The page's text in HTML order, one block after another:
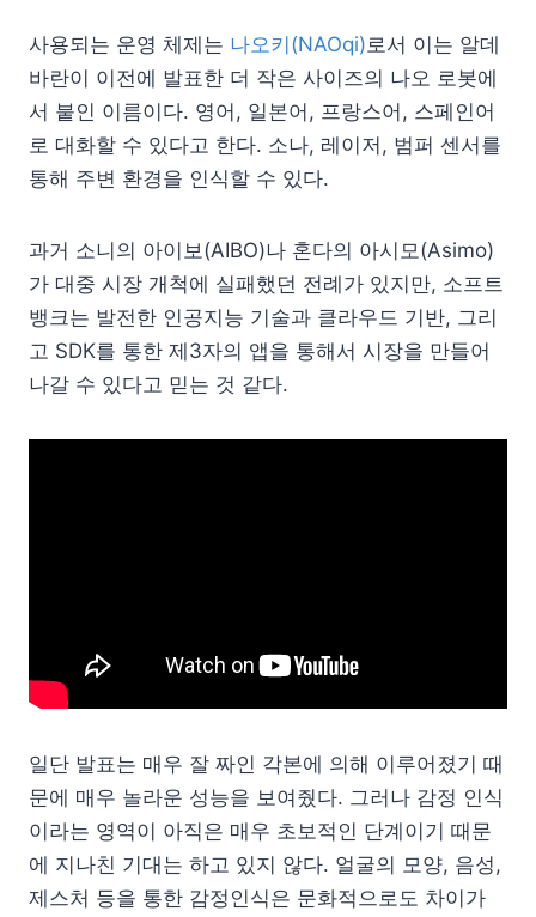
사용되는 운영 체제는 나오키(NAOqi)로서 이는 알데
바란이 이전에 발표한 더 작은 사이즈의 나오 로봇에
서 붙인 이름이다. 영어, 일본어, 프랑스어, 스페인어
로 대화할 수 있다고 한다. 소나, 레이저, 범퍼 센서를
통해 주변 환경을 인식할 수 있다.
과거 소니의 아이보(AIBO)나 혼다의 아시모(Asimo)
가 대중 시장 개척에 실패했던 전례가 있지만, 소프트
뱅크는 발전한 인공지능 기술과 클라우드 기반, 그리
고 SDK를 통한 제3자의 앱을 통해서 시장을 만들어
나갈 수 있다고 믿는 것 같다.
일단 발표는 매우 잘 짜인 각본에 의해 이루어졌기 때
문에 매우 놀라운 성능을 보여줬다. 그러나 감정 인식
이라는 영역이 아직은 매우 초보적인 단계이기 때문
에 지나친 기대는 하고 있지 않다. 얼굴의 모양, 음성,
제스처 등을 통한 감정인식은 문화적으로도 차이가